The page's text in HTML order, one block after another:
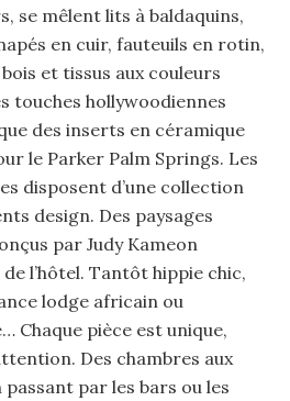
se mêlent lits à baldaquins,
en cuir, fauteuils en rotin,
et tissus aux couleurs
touches hollywoodiennes
des inserts en céramique
le Parker Palm Springs. Les
disposent d’une collection
design. Des paysages
par Judy Kameon
l’hôtel. Tantôt hippie chic,
lodge africain ou
Chaque pièce est unique,
Des chambres aux
par les bars ou les